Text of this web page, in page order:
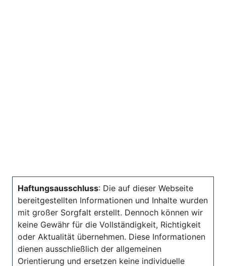
Haftungsausschluss: Die auf dieser Webseite
bereitgestellten Informationen und Inhalte wurden
mit großer Sorgfalt erstellt. Dennoch können wir
keine Gewähr für die Vollständigkeit, Richtigkeit
oder Aktualität übernehmen. Diese Informationen
dienen ausschließlich der allgemeinen
Orientierung und ersetzen keine individuelle